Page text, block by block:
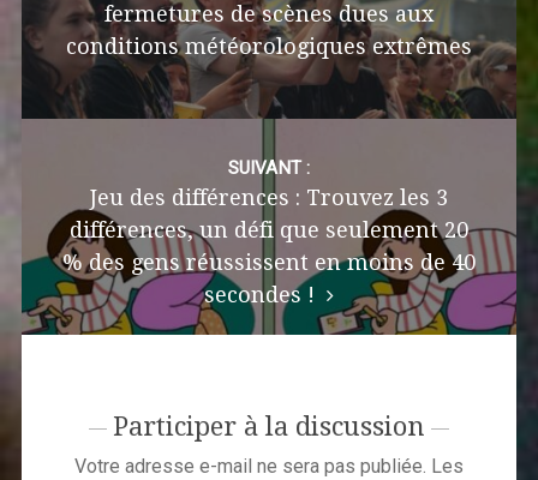
fermetures de scènes dues aux
conditions météorologiques extrêmes
SUIVANT :
Jeu des différences : Trouvez les 3
différences, un défi que seulement 20
% des gens réussissent en moins de 40
secondes !
Participer à la discussion
Votre adresse e-mail ne sera pas publiée. Les